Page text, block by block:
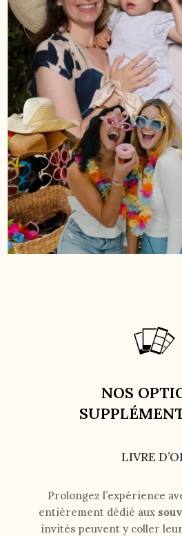
ROSES
TOILE
PLAQUE DE
NOS
LIVRE
Prolongez l’expérience
entièrement dédié aux
invités peuvent y coller